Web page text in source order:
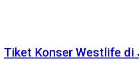
Tiket Konser Westlife di